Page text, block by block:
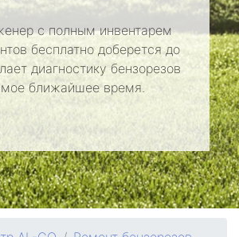
с полным инвентарем
бесплатно доберется до
диагностику бензорезов
ближайшее время.